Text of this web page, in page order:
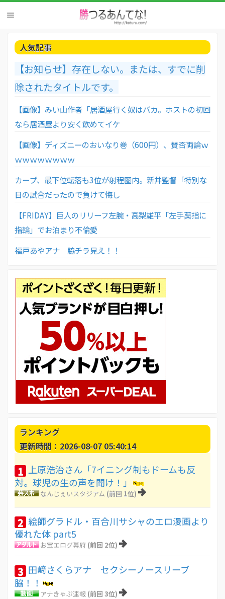
人気記事
【お知らせ】存在しない。または、すでに削
除されたタイトルです。
【画像】みい山作者「居酒屋行く奴はバカ。ホストの初回
なら居酒屋より安く飲めてイケ
【画像】ディズニーのおいなり巻（600円）、賛否両論ｗ
ｗｗｗｗｗｗｗｗ
カープ、最下位転落も3位が射程圏内。新井監督「特別な
日の試合だったので負けて悔し
【FRIDAY】巨人のリリーフ左腕・高梨雄平「左手薬指に
指輪」でお泊まり不倫愛
福戸あやアナ 脇チラ見え！！
ランキング
更新時間：2026-08-07 05:40:14
1
上原浩治さん「7イニング制もドームも反
対。球児の生の声を聞け！」
なんじぇいスタジアム (前回 1位)
2 絵師グラドル・百合川サシャのエロ漫画より
優れた体 part5
お宝エログ幕府 (前回 2位)
3 田﨑さくらアナ セクシーノースリーブ
脇！！
アナきゃぷ速報 (前回 3位)